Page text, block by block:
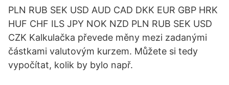
PLN RUB SEK USD AUD CAD DKK EUR GBP HRK
HUF CHF ILS JPY NOK NZD PLN RUB SEK USD
CZK Kalkulačka převede měny mezi zadanými
částkami valutovým kurzem. Můžete si tedy
vypočítat, kolik by bylo např.